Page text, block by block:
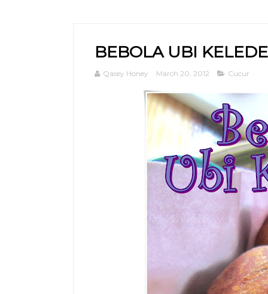
BEBOLA UBI
Qasey Honey March 20, 2012 Cucur